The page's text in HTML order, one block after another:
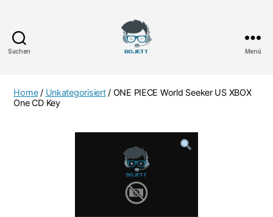
Suchen Menü
Home/ Unkategorisiert/ ONE PIECE World Seeker US XBOX
One CD Key